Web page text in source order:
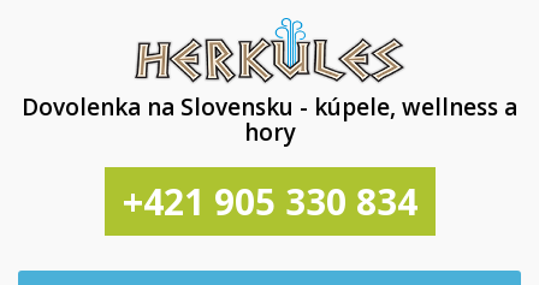
Dovolenka na Slovensku - kúpele, wellness a
hory
+421 905 330 834